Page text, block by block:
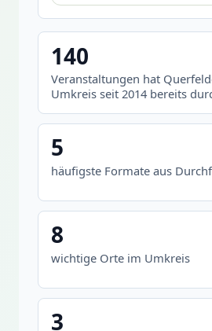
140
Veranstaltungen hat
Umkreis seit 2014 bereits
5
häufigste Formate aus
8
wichtige Orte im Umkreis
3